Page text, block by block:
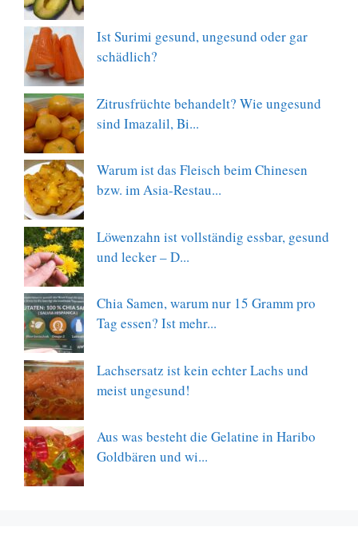
Ist Surimi gesund, ungesund oder gar
schädlich?
Zitrusfrüchte behandelt? Wie ungesund
sind Imazalil, Bi...
Warum ist das Fleisch beim Chinesen
bzw. im Asia-Restau...
Löwenzahn ist vollständig essbar, gesund
und lecker – D...
Chia Samen, warum nur 15 Gramm pro
Tag essen? Ist mehr...
Lachsersatz ist kein echter Lachs und
meist ungesund!
Aus was besteht die Gelatine in Haribo
Goldbären und wi...